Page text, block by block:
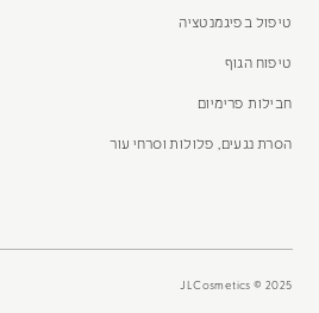
טיפול בפיגמנטציה
טיפוח הגוף
חבילות פרימיום
הסרת נגעים, פלולות וסרחי עור
JLCosmetics © 2025